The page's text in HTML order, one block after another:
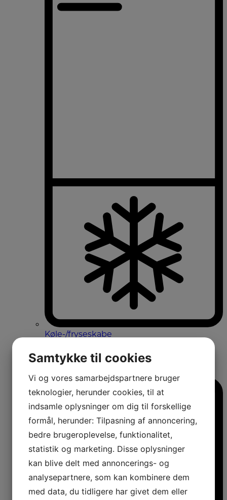
Køle-/fryseskabe
Integrerbare køle-/fryseskabe
Køleskabe med fryseboks
Amerikanerkøleskabe
Samtykke til cookies
Vi og vores samarbejdspartnere bruger
teknologier, herunder cookies, til at
indsamle oplysninger om dig til forskellige
formål, herunder: Tilpasning af annoncering,
bedre brugeroplevelse, funktionalitet,
statistik og marketing. Disse oplysninger
kan blive delt med annoncerings- og
analysepartnere, som kan kombinere dem
med data, du tidligere har givet dem eller